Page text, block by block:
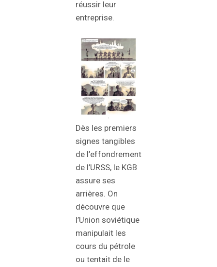
réussir leur
entreprise.
Dès les premiers
signes tangibles
de l’effondrement
de l’URSS, le KGB
assure ses
arrières. On
découvre que
l’Union soviétique
manipulait les
cours du pétrole
ou tentait de le